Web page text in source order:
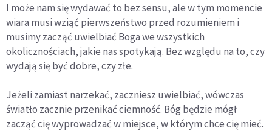
I może nam się wydawać to bez sensu, ale w tym momencie
wiara musi wziąć pierwszeństwo przed rozumieniem i
musimy zacząć uwielbiać Boga we wszystkich
okolicznościach, jakie nas spotykają. Bez względu na to, czy
wydają się być dobre, czy złe.
Jeżeli zamiast narzekać, zaczniesz uwielbiać, wówczas
światło zacznie przenikać ciemność. Bóg będzie mógł
zacząć cię wyprowadzać w miejsce, w którym chce cię mieć.